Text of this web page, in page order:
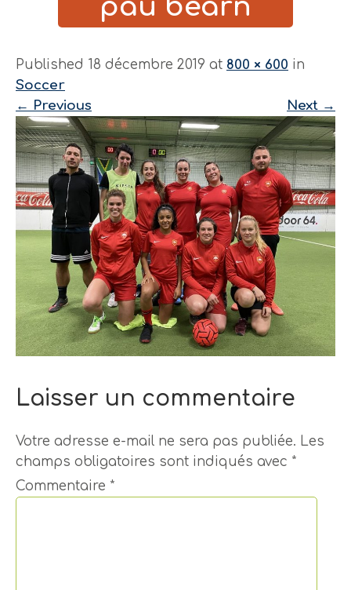
pau béarn
Published 18 décembre 2019 at 800 × 600 in
Soccer
← Previous Next →
Laisser un commentaire
Votre adresse e-mail ne sera pas publiée. Les
champs obligatoires sont indiqués avec *
Commentaire *